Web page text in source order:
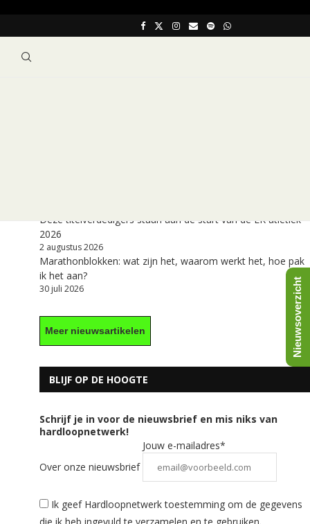
Deze titelverdedigers staan aan de start van de EK atletiek
2026
2 augustus 2026
Marathonblokken: wat zijn het, waarom werkt het, hoe pak
ik het aan?
30 juli 2026
Meer nieuwsartikelen
BLIJF OP DE HOOGTE
Schrijf je in voor de nieuwsbrief en mis niks van
hardloopnetwerk!
Over onze nieuwsbrief
Jouw e-mailadres*
Ik geef Hardloopnetwerk toestemming om de gegevens
Nieuwsoverzicht